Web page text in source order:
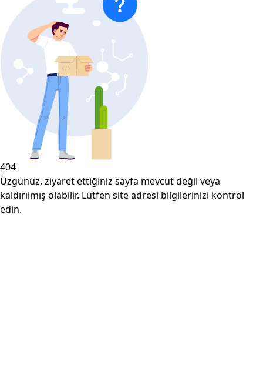
404
Üzgünüz, ziyaret ettiğiniz sayfa mevcut değil veya
kaldırılmış olabilir. Lütfen site adresi bilgilerinizi kontrol
edin.